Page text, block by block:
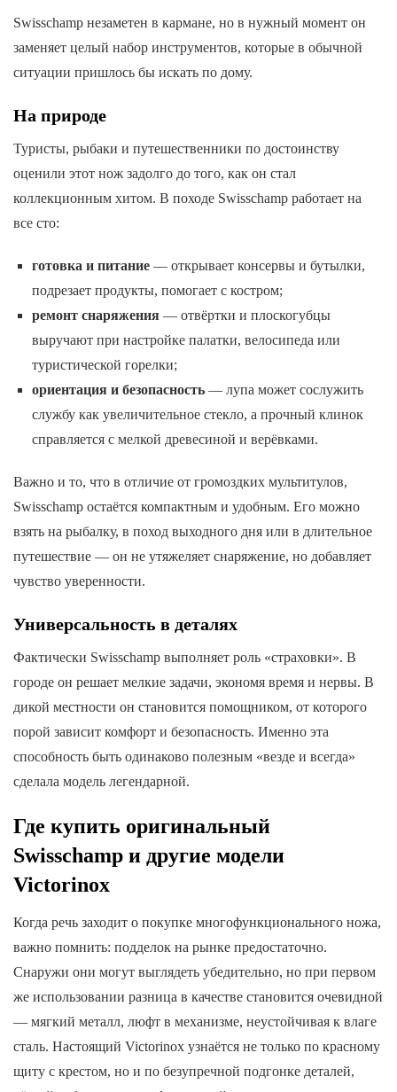
Swisschamp незаметен в кармане, но в нужный момент он
заменяет целый набор инструментов, которые в обычной
ситуации пришлось бы искать по дому.
На природе
Туристы, рыбаки и путешественники по достоинству
оценили этот нож задолго до того, как он стал
коллекционным хитом. В походе Swisschamp работает на
все сто:
готовка и питание— открывает консервы и бутылки,
подрезает продукты, помогает с костром;
ремонт снаряжения— отвёртки и плоскогубцы
выручают при настройке палатки, велосипеда или
туристической горелки;
ориентация и безопасность— лупа может сослужить
службу как увеличительное стекло, а прочный клинок
справляется с мелкой древесиной и верёвками.
Важно и то, что в отличие от громоздких мультитулов,
Swisschamp остаётся компактным и удобным. Его можно
взять на рыбалку, в поход выходного дня или в длительное
путешествие — он не утяжеляет снаряжение, но добавляет
чувство уверенности.
Универсальность в деталях
Фактически Swisschamp выполняет роль «страховки». В
городе он решает мелкие задачи, экономя время и нервы. В
дикой местности он становится помощником, от которого
порой зависит комфорт и безопасность. Именно эта
способность быть одинаково полезным «везде и всегда»
сделала модель легендарной.
Где купить оригинальный
Swisschamp и другие модели
Victorinox
Когда речь заходит о покупке многофункционального ножа,
важно помнить: подделок на рынке предостаточно.
Снаружи они могут выглядеть убедительно, но при первом
же использовании разница в качестве становится очевидной
— мягкий металл, люфт в механизме, неустойчивая к влаге
сталь. Настоящий Victorinox узнаётся не только по красному
щиту с крестом, но и по безупречной подгонке деталей,